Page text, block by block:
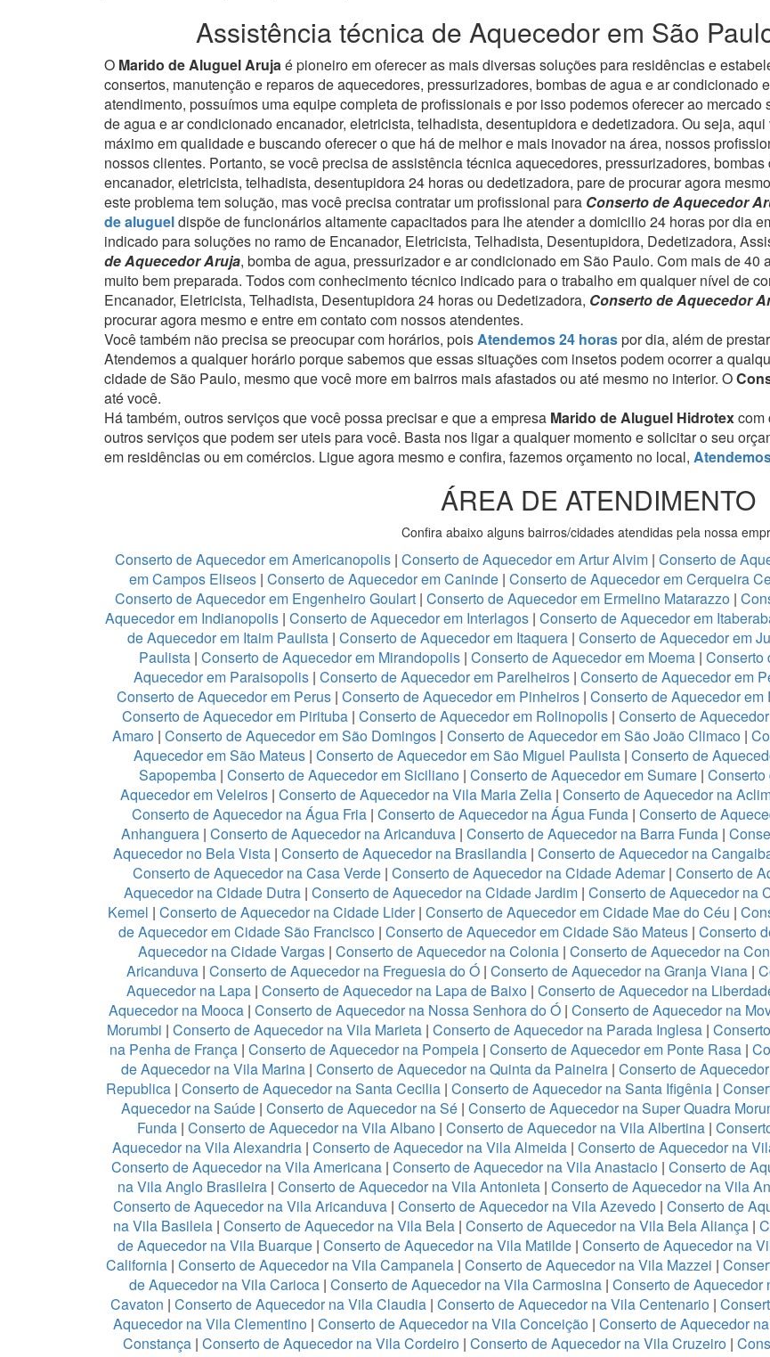
Assistência técnica de Aquecedor em São
O Marido de Aluguel Arujaé pioneiro em oferecer as mais diversas soluções para residências e
consertos, manutenção e reparos de aquecedores, pressurizadores, bombas de agua e ar condicionado
atendimento, possuímos uma equipe completa de profissionais e por isso podemos oferecer ao
de agua e ar condicionado encanador, eletricista, telhadista, desentupidora e dedetizadora. Ou seja,
máximo em qualidade e buscando oferecer o que há de melhor e mais inovador na área, nossos
nossos clientes. Portanto, se você precisa de assistência técnica aquecedores, pressurizadores,
encanador, eletricista, telhadista, desentupidora 24 horas ou dedetizadora, pare de procurar agora
este problema tem solução, mas você precisa contratar um profissional para Conserto de Aquecedor
de alugueldispõe de funcionários altamente capacitados para lhe atender a domicilio 24 horas por dia
indicado para soluções no ramo de Encanador, Eletricista, Telhadista, Desentupidora, Dedetizadora,
de Aquecedor Aruja, bomba de agua, pressurizador e ar condicionado em São Paulo. Com mais de 40
muito bem preparada. Todos com conhecimento técnico indicado para o trabalho em qualquer nível de
Encanador, Eletricista, Telhadista, Desentupidora 24 horas ou Dedetizadora, Conserto de Aquecedor
procurar agora mesmo e entre em contato com nossos atendentes.
Você também não precisa se preocupar com horários, poisAtendemos 24 horaspor dia, além de
Atendemos a qualquer horário porque sabemos que essas situações com insetos podem ocorrer a
cidade de São Paulo, mesmo que você more em bairros mais afastados ou até mesmo no interior. O
até você.
Há também, outros serviços que você possa precisar e que a empresa Marido de Aluguel Hidrotexcom
outros serviços que podem ser uteis para você. Basta nos ligar a qualquer momento e solicitar o seu
em residências ou em comércios. Ligue agora mesmo e confira, fazemos orçamento no local,
ÁREA DE ATENDIMENTO
Confira abaixo alguns bairros/cidades atendidas pela nossa
Conserto de Aquecedor em Americanopolis | Conserto de Aquecedor em Artur Alvim | Conserto de
em Campos Eliseos | Conserto de Aquecedor em Caninde | Conserto de Aquecedor em Cerqueira
Conserto de Aquecedor em Engenheiro Goulart | Conserto de Aquecedor em Ermelino Matarazzo |
Aquecedor em Indianopolis | Conserto de Aquecedor em Interlagos | Conserto de Aquecedor em
de Aquecedor em Itaim Paulista | Conserto de Aquecedor em Itaquera| Conserto de Aquecedor em
Paulista | Conserto de Aquecedor em Mirandopolis| Conserto de Aquecedor em Moema| Conserto
Aquecedor em Paraisopolis | Conserto de Aquecedor em Parelheiros | Conserto de Aquecedor em
Conserto de Aquecedor em Perus | Conserto de Aquecedor em Pinheiros | Conserto de Aquecedor em
Conserto de Aquecedor em Pirituba | Conserto de Aquecedor em Rolinopolis | Conserto de
Amaro | Conserto de Aquecedor em São Domingos | Conserto de Aquecedor em São João Climaco |
Aquecedor em São Mateus | Conserto de Aquecedor em São Miguel Paulista| Conserto de
Sapopemba | Conserto de Aquecedor em Siciliano | Conserto de Aquecedor em Sumare |
Aquecedor em Veleiros| Conserto de Aquecedor na Vila Maria Zelia| Conserto de Aquecedor na
Conserto de Aquecedor na Água Fria | Conserto de Aquecedor na Água Funda | Conserto de
Anhanguera | Conserto de Aquecedor na Aricanduva | Conserto de Aquecedor na Barra Funda |
Aquecedor no Bela Vista| Conserto de Aquecedor na Brasilandia| Conserto de Aquecedor na
Conserto de Aquecedor na Casa Verde | Conserto de Aquecedor na Cidade Ademar| Conserto de
Aquecedor na Cidade Dutra | Conserto de Aquecedor na Cidade Jardim | Conserto de Aquecedor na
Kemel | Conserto de Aquecedor na Cidade Lider| Conserto de Aquecedor em Cidade Mae do Céu |
de Aquecedor em Cidade São Francisco | Conserto de Aquecedor em Cidade São Mateus | Conserto
Aquecedor na Cidade Vargas | Conserto de Aquecedor na Colonia| Conserto de Aquecedor na
Aricanduva| Conserto de Aquecedor na Freguesia do Ó| Conserto de Aquecedor na Granja Viana|
Aquecedor na Lapa| Conserto de Aquecedor na Lapa de Baixo | Conserto de Aquecedor na
Aquecedor na Mooca| Conserto de Aquecedor na Nossa Senhora do Ó| Conserto de Aquecedor na
Morumbi | Conserto de Aquecedor na Vila Marieta | Conserto de Aquecedor na Parada Inglesa |
na Penha de França | Conserto de Aquecedor na Pompeia | Conserto de Aquecedor em Ponte Rasa |
de Aquecedor na Vila Marina| Conserto de Aquecedor na Quinta da Paineira| Conserto de
Republica| Conserto de Aquecedor na Santa Cecilia| Conserto de Aquecedor na Santa Ifigênia |
Aquecedor na Saúde| Conserto de Aquecedor na Sé| Conserto de Aquecedor na Super Quadra
Funda | Conserto de Aquecedor na Vila Albano | Conserto de Aquecedor na Vila Albertina |
Aquecedor na Vila Alexandria| Conserto de Aquecedor na Vila Almeida | Conserto de Aquecedor na
Conserto de Aquecedor na Vila Americana| Conserto de Aquecedor na Vila Anastacio| Conserto de
na Vila Anglo Brasileira | Conserto de Aquecedor na Vila Antonieta | Conserto de Aquecedor na Vila
Conserto de Aquecedor na Vila Aricanduva | Conserto de Aquecedor na Vila Azevedo | Conserto de
na Vila Basileia | Conserto de Aquecedor na Vila Bela | Conserto de Aquecedor na Vila Bela Aliança |
de Aquecedor na Vila Buarque | Conserto de Aquecedor na Vila Matilde | Conserto de Aquecedor na
California | Conserto de Aquecedor na Vila Campanela | Conserto de Aquecedor na Vila Mazzei |
de Aquecedor na Vila Carioca | Conserto de Aquecedor na Vila Carmosina | Conserto de Aquecedor
Cavaton | Conserto de Aquecedor na Vila Claudia | Conserto de Aquecedor na Vila Centenario |
Aquecedor na Vila Clementino| Conserto de Aquecedor na Vila Conceição| Conserto de Aquecedor
Constança | Conserto de Aquecedor na Vila Cordeiro | Conserto de Aquecedor na Vila Cruzeiro |